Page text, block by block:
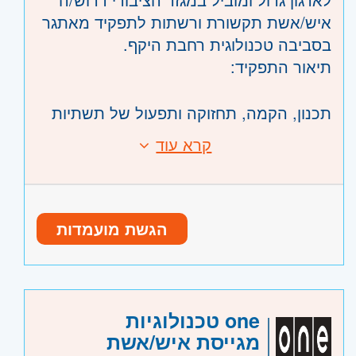
רחובות, יבנה
איש/אשת תקשורת ורשתות לתפקיד מאתגר
בסביבה טכנולוגית רחבת היקף.
תיאור התפקיד:
תכנון, הקמה, תחזוקה ותפעול של תשתיות
ניטור ביצועי רשת, זיהוי תקלות ויישום
טיפול בתקלות בהתאם ל-SLA מוגדר
התקנת עדכונים ויישום שיפורים לשיפור
אבטחת הרשת
דרישות התפקיד:
שליטה בפרוטוקולי ניתוב: BGP, OSPF,
EIGRP
קרא עוד
הגשת מועמדות
one טכנולוגיות
מגייסת איש/אשת